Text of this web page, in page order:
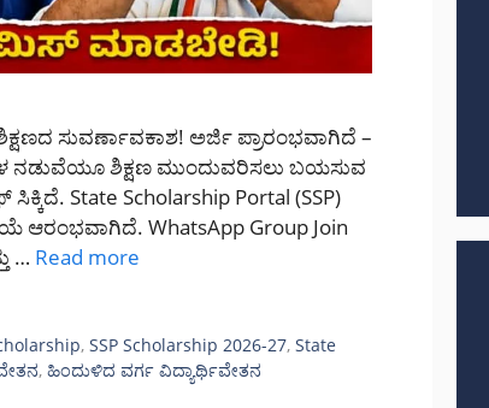
ಸುವರ್ಣಾವಕಾಶ! ಅರ್ಜಿ ಪ್ರಾರಂಭವಾಗಿದೆ –
ನಡುವೆಯೂ ಶಿಕ್ಷಣ ಮುಂದುವರಿಸಲು ಬಯಸುವ
State Scholarship Portal (SSP)
ಆರಂಭವಾಗಿದೆ. WhatsApp Group Join
… Read more
,SSP Scholarship 2026-27,State
, ಹಿಂದುಳಿದ ವರ್ಗ ವಿದ್ಯಾರ್ಥಿವೇತನ